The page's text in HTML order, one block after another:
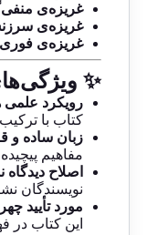
غریزه‌ی
غریزه‌ی
غریزه‌ی
✨
رویکرد علمی
کتاب با
زبان ساده و
مفاهیم
اصلاح
نویسندگان
مورد تأیید
این کتاب در